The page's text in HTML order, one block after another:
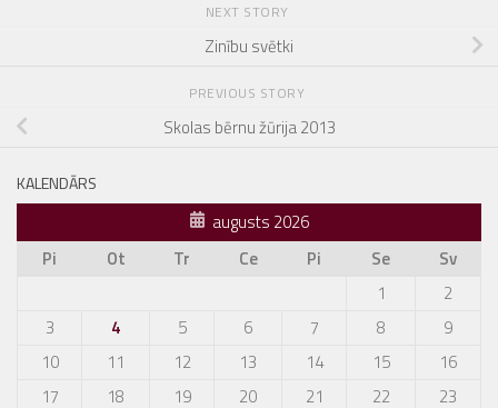
NEXT STORY
Zinību svētki
PREVIOUS STORY
Skolas bērnu žūrija 2013
KALENDĀRS
augusts 2026
Pi
Ot Tr Ce Pi Se
Sv
1
2
3
4 5 6 7 8
9
10
11 12 13 14 15
16
17
18 19 20 21 22
23